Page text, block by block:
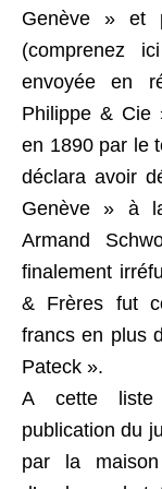
Genève » et
(comprenez
envoyée en
Philippe & Cie
en 1890 par le
déclara avoir
Genève » à
Armand
finalement
& Frères fut
francs en plus
Pateck ».
A cette liste
publication du
par la